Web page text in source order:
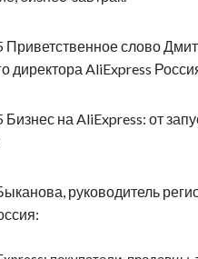
Приветственное слово
директора AliExpress
Бизнес на AliExpress: от
руководитель